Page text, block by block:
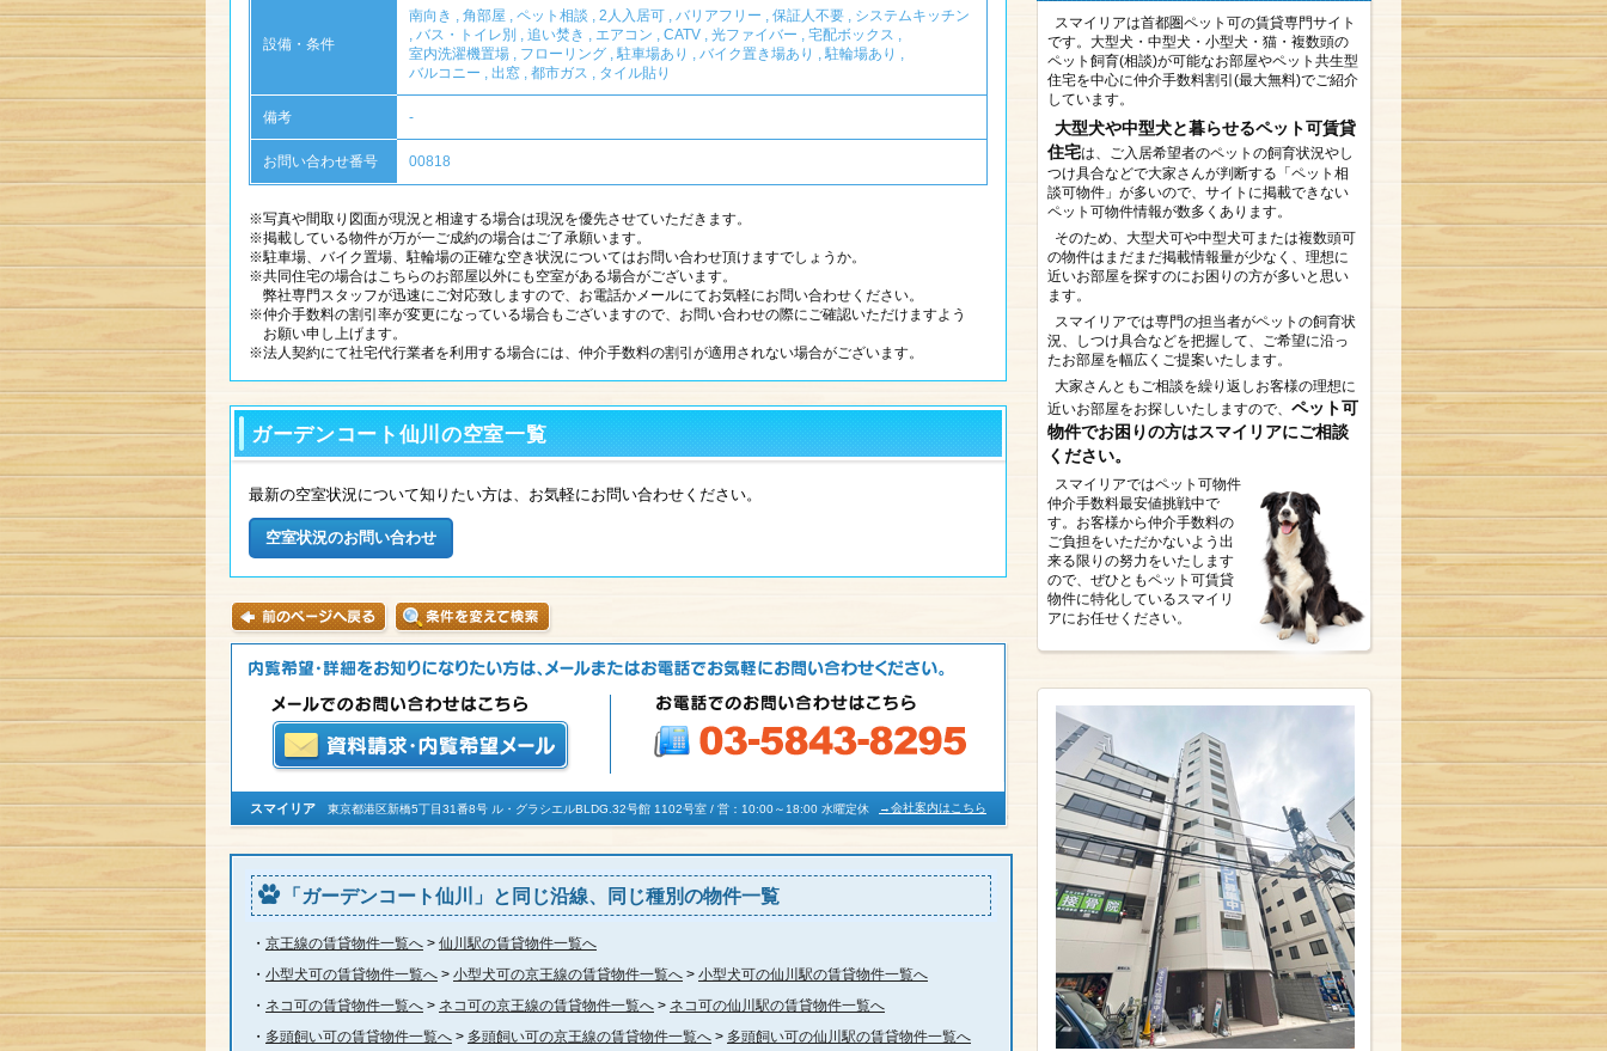
設備・条件
南向き , 角部屋 , ペット相談 , 2人入居可 , バリアフリー , 保証人不要 , システムキッチン
, バス・トイレ別 , 追い焚き , エアコン , CATV , 光ファイバー , 宅配ボックス ,
室内洗濯機置場 , フローリング , 駐車場あり , バイク置き場あり , 駐輪場あり ,
バルコニー , 出窓 , 都市ガス , タイル貼り
備考 -
お問い合わせ番号 00818
※写真や間取り図面が現況と相違する場合は現況を優先させていただきます。
※掲載している物件が万が一ご成約の場合はご了承願います。
※駐車場、バイク置場、駐輪場の正確な空き状況についてはお問い合わせ頂けますでしょうか。
※共同住宅の場合はこちらのお部屋以外にも空室がある場合がございます。
弊社専門スタッフが迅速にご対応致しますので、お電話かメールにてお気軽にお問い合わせください。
※仲介手数料の割引率が変更になっている場合もございますので、お問い合わせの際にご確認いただけますよう
お願い申し上げます。
※法人契約にて社宅代行業者を利用する場合には、仲介手数料の割引が適用されない場合がございます。
ガーデンコート仙川の空室一覧
最新の空室状況について知りたい方は、お気軽にお問い合わせください。
スマイリア 東京都港区新橋5丁目31番8号 ル・グラシエルBLDG.32号館 1102号室 / 営：10:00～18:00 水曜定休 →会社案内はこちら
「ガーデンコート仙川」と同じ沿線、同じ種別の物件一覧
・ 京王線の賃貸物件一覧へ > 仙川駅の賃貸物件一覧へ
・ 小型犬可の賃貸物件一覧へ > 小型犬可の京王線の賃貸物件一覧へ > 小型犬可の仙川駅の賃貸物件一覧へ
・ ネコ可の賃貸物件一覧へ > ネコ可の京王線の賃貸物件一覧へ > ネコ可の仙川駅の賃貸物件一覧へ
・ 多頭飼い可の賃貸物件一覧へ > 多頭飼い可の京王線の賃貸物件一覧へ > 多頭飼い可の仙川駅の賃貸物件一覧へ
スマイリアは首都圏ペット可の賃貸専門サイト
です。大型犬・中型犬・小型犬・猫・複数頭の
ペット飼育(相談)が可能なお部屋やペット共生型
住宅を中心に仲介手数料割引(最大無料)でご紹介
しています。
大型犬や中型犬と暮らせるペット可賃貸
住宅は、ご入居希望者のペットの飼育状況やし
つけ具合などで大家さんが判断する「ペット相
談可物件」が多いので、サイトに掲載できない
ペット可物件情報が数多くあります。
そのため、大型犬可や中型犬可または複数頭可
の物件はまだまだ掲載情報量が少なく、理想に
近いお部屋を探すのにお困りの方が多いと思い
ます。
スマイリアでは専門の担当者がペットの飼育状
況、しつけ具合などを把握して、ご希望に沿っ
たお部屋を幅広くご提案いたします。
大家さんともご相談を繰り返しお客様の理想に
近いお部屋をお探しいたしますので、 ペット可
物件でお困りの方はスマイリアにご相談
ください。
スマイリアではペット可物件
仲介手数料最安値挑戦中で
す。お客様から仲介手数料の
ご負担をいただかないよう出
来る限りの努力をいたします
ので、ぜひともペット可賃貸
物件に特化しているスマイリ
アにお任せください。